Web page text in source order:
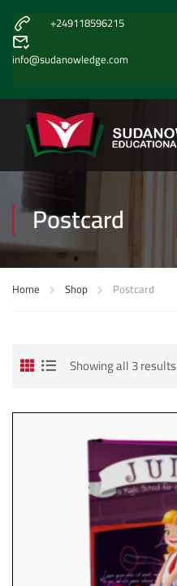
+249118596215
info@sudanowledge.com
Postcard
Home Shop Postcard
Showing all 3 results